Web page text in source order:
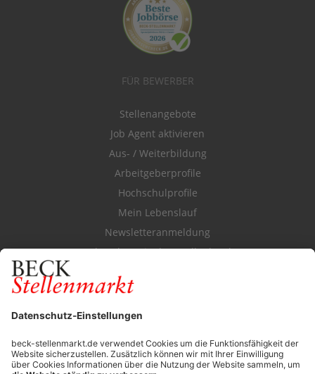
FÜR BEWERBER
Stellenangebote
Job Agent aktivieren
Aus- / Weiterbildung
Arbeitgeberprofile
Hochschulprofile
Mein Lebenslauf
Newsletteranmeldung
Durchsuchen Sie den Stellenkatalog
FÜR ARBEITGEBER
Stellenmarktpreise
Anzeigen-AGB
Media-Daten